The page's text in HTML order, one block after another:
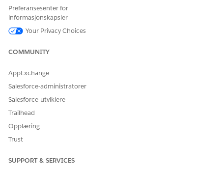
Klikk på
Konverter til SMS-kanal
Bare SMS-kodene som har statusen Fullført eller Klar,
de under fanenAlle kanaler
HJALP DENNE ARTIKKELEN MED Å LØSE PROBLEMET DITT?
La oss få vite det slik at vi kan forbedre!
Preferansesenter for
informasjonskapsler
Your Privacy Choices
COMMUNITY
AppExchange
Salesforce-administratorer
Salesforce-utviklere
Trailhead
Opplæring
Trust
SUPPORT & SERVICES